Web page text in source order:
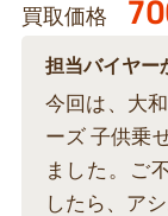
買取価格
担当バイヤー
今回は、大
ーズ 子供乗
ました。ご
したら、ア